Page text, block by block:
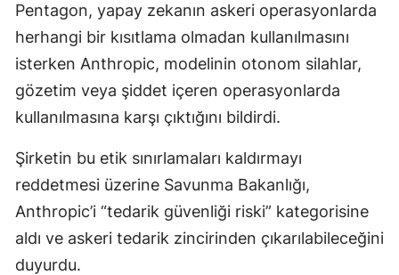
Pentagon, yapay zekanın askeri operasyonlarda
herhangi bir kısıtlama olmadan kullanılmasını
isterken Anthropic, modelinin otonom silahlar,
gözetim veya şiddet içeren operasyonlarda
kullanılmasına karşı çıktığını bildirdi.
Şirketin bu etik sınırlamaları kaldırmayı
reddetmesi üzerine Savunma Bakanlığı,
Anthropic’i “tedarik güvenliği riski” kategorisine
aldı ve askeri tedarik zincirinden çıkarılabileceğini
duyurdu.